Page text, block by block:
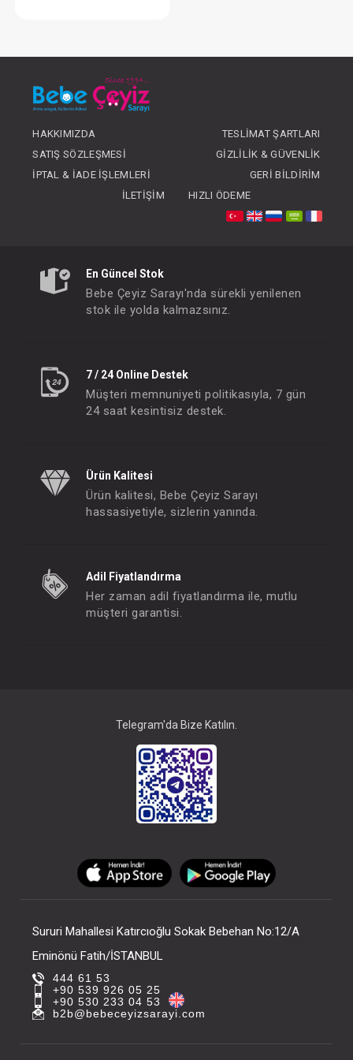
OLUNUZ
HAKKIMIZDA
TESLIMAT ŞARTLARI
SATIŞ SÖZLEŞMESI
GIZLILIK & GÜVENLIK
İPTAL & İADE İŞLEMLERI
GERI BILDIRIM
İLETIŞIM
HIZLI ÖDEME
En Güncel Stok
Bebe Çeyiz Sarayı'nda sürekli yenilenen
stok ile yolda kalmazsınız.
7 / 24 Online Destek
Müşteri memnuniyeti politikasıyla, 7 gün
24 saat kesintisiz destek.
Ürün Kalitesi
Ürün kalitesi, Bebe Çeyiz Sarayı
hassasiyetiyle, sizlerin yanında.
Adil Fiyatlandırma
Her zaman adil fiyatlandırma ile, mutlu
müşteri garantisi.
Telegram'da Bize Katılın.
Sururi Mahallesi Katırcıoğlu Sokak Bebehan No:12/A
Eminönü Fatih/İSTANBUL
444 61 53
+90 539 926 05 25
+90 530 233 04 53
b2b@bebeceyizsarayi.com